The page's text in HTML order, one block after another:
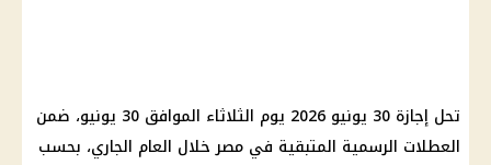
تحل إجازة 30 يونيو 2026 يوم الثلاثاء الموافق 30 يونيو، ضمن
العطلات الرسمية المتبقية في مصر خلال العام الجاري، بحسب